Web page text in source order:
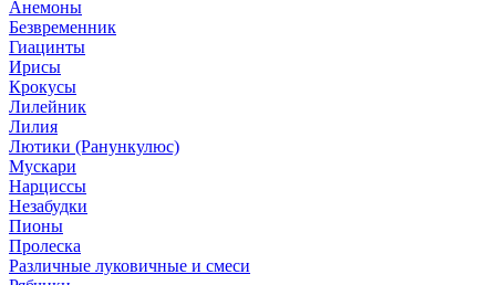
Анемоны
Безвременник
Гиацинты
Ирисы
Крокусы
Лилейник
Лилия
Лютики (Ранункулюс)
Мускари
Нарцисcы
Незабудки
Пионы
Пролеска
Различные луковичные и смеси